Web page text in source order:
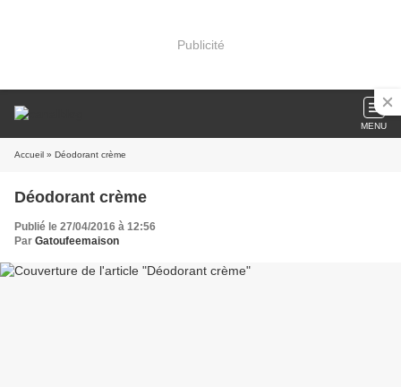
Publicité
MENU
Accueil » Déodorant crème
Déodorant crème
Publié le 27/04/2016 à 12:56
Par Gatoufeemaison